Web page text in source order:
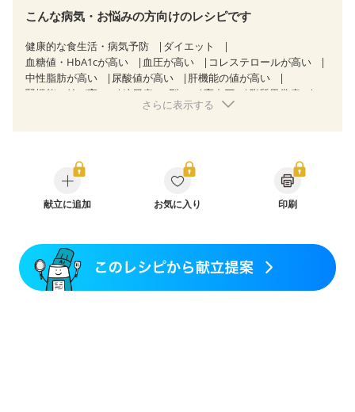
こんな病気・お悩みの方向けのレシピです
健康的な食生活・病気予防
ダイエット
血糖値・HbA1cが高い
血圧が高い
コレステロールが高い
中性脂肪が高い
尿酸値が高い
肝機能の値が高い
腎機能の値が高い
糖尿病（2型） 高血圧
脂質異常症
狭心症 心筋梗塞
糖尿病性腎症（第１期）
糖尿病性腎症（第２期）
CKD（ステージ１）
CKD（ステージ２）
乳がん（抗がん剤治療中）
乳がん（ホルモン療法中）
妊娠中(初期)
産後（母乳）
産後（混合栄養） 産後（ミルク）
関節リウマチ
さらに表示する
献立に追加 お気に入り 印刷